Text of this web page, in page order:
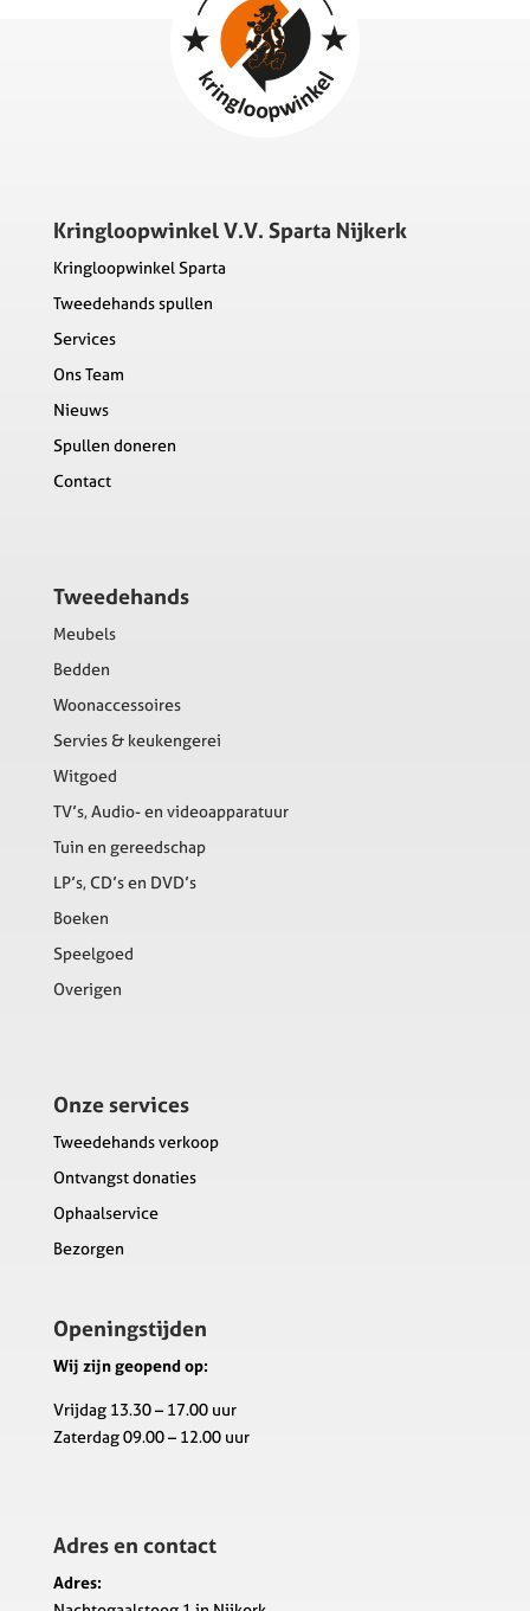
Kringloopwinkel V.V. Sparta Nijkerk
Kringloopwinkel Sparta
Tweedehands spullen
Services
Ons Team
Nieuws
Spullen doneren
Contact
Tweedehands
Meubels
Bedden
Woonaccessoires
Servies & keukengerei
Witgoed
TV’s, Audio- en videoapparatuur
Tuin en gereedschap
LP’s, CD’s en DVD’s
Boeken
Speelgoed
Overigen
Onze services
Tweedehands verkoop
Ontvangst donaties
Ophaalservice
Bezorgen
Openingstijden
Wij zijn geopend op:
Vrijdag 13.30 – 17.00 uur
Zaterdag 09.00 – 12.00 uur
Adres en contact
Adres: